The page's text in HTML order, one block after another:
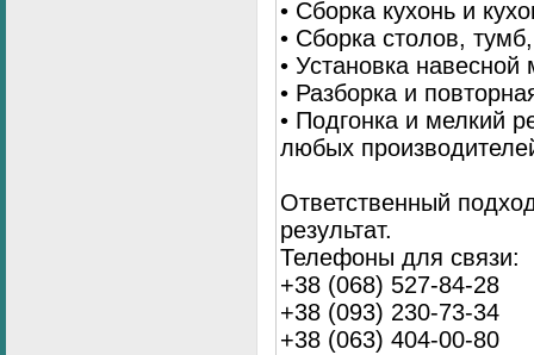
• Сборка кухонь и
• Сборка столов,
• Установка
• Разборка и
• Подгонка и мелкий
любых
Ответственный
результат.
Телефоны для связи:
+38 (068) 527-84-28
+38 (093) 230-73-34
+38 (063) 404-00-80